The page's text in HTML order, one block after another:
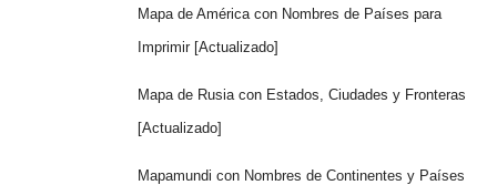
Mapa de América con Nombres de Países para
Imprimir [Actualizado]
Mapa de Rusia con Estados, Ciudades y Fronteras
[Actualizado]
Mapamundi con Nombres de Continentes y Países